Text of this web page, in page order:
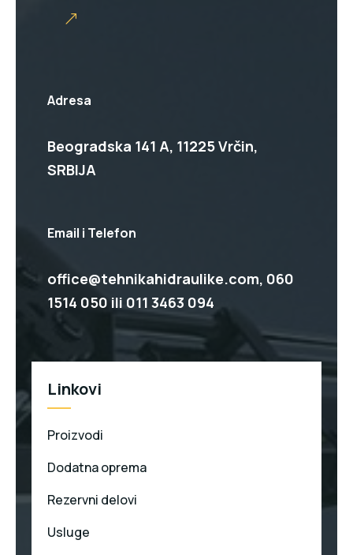
Adresa
Beogradska 141 A, 11225 Vrčin,
SRBIJA
Email i Telefon
office@tehnikahidraulike.com, 060
1514 050 ili 011 3463 094
Linkovi
Proizvodi
Dodatna oprema
Rezervni delovi
Usluge